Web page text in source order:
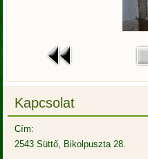
Kapcsolat
Cím:
2543 Süttő, Bikolpuszta 28.